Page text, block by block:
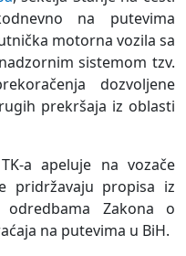
na putevima
motorna vozila sa
sistemom tzv.
dozvoljene
prekršaja iz oblasti
a apeluje na vozače
pridržavaju propisa iz
odredbama Zakona o
na putevima u BiH.